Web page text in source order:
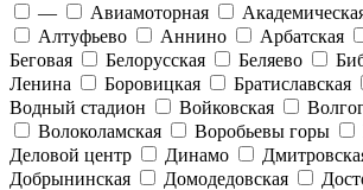
—
Авиамоторная
Алтуфьево
Аннино Арбатская
Беговая
Белорусская Беляево
Ленина
Боровицкая Братиславская
Водный стадион
Войковская
Волоколамская
Воробьевы горы
Деловой центр
Динамо
Добрынинская
Домодедовская